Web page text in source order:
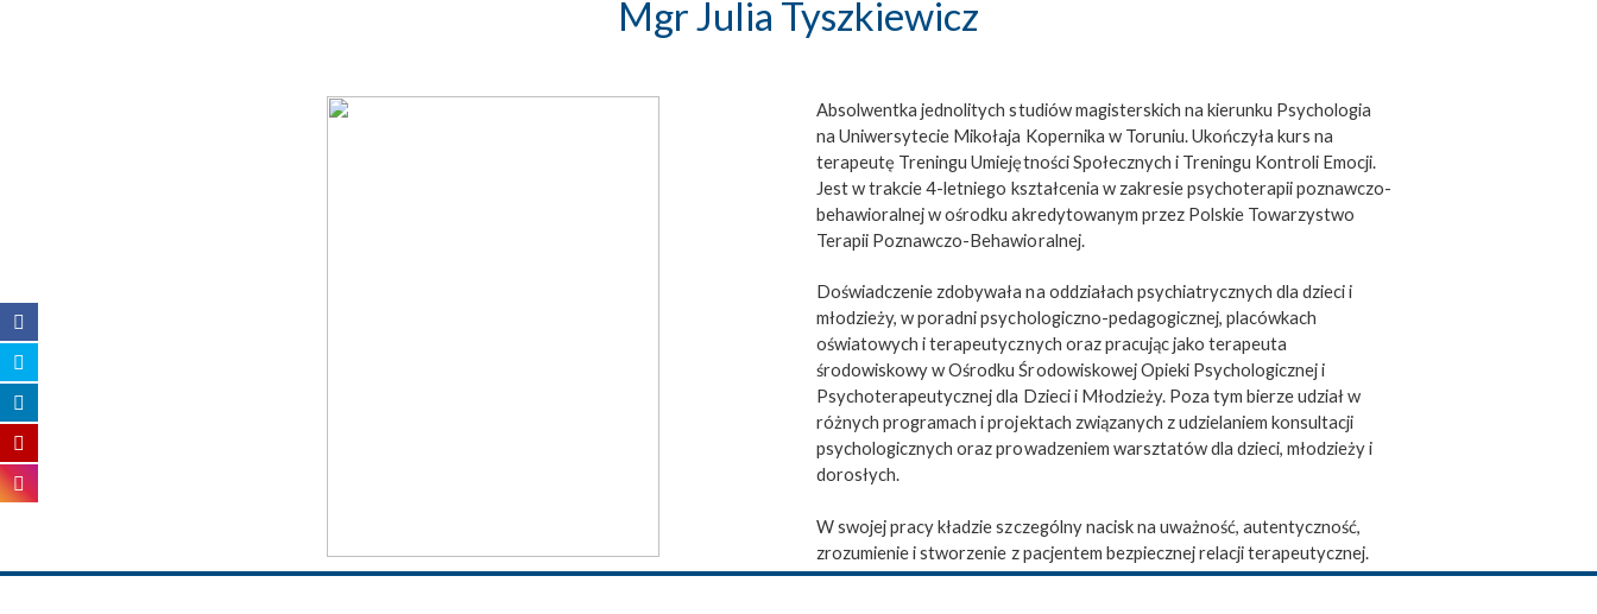
Mgr Julia Tyszkiewicz
Absolwentka jednolitych studiów magisterskich na kierunku Psychologia
na Uniwersytecie Mikołaja Kopernika w Toruniu. Ukończyła kurs na
terapeutę Treningu Umiejętności Społecznych i Treningu Kontroli Emocji.
Jest w trakcie 4-letniego kształcenia w zakresie psychoterapii poznawczo-
behawioralnej w ośrodku akredytowanym przez Polskie Towarzystwo
Terapii Poznawczo-Behawioralnej.
Doświadczenie zdobywała na oddziałach psychiatrycznych dla dzieci i
młodzieży, w poradni psychologiczno-pedagogicznej, placówkach
oświatowych i terapeutycznych oraz pracując jako terapeuta
środowiskowy w Ośrodku Środowiskowej Opieki Psychologicznej i
Psychoterapeutycznej dla Dzieci i Młodzieży. Poza tym bierze udział w
różnych programach i projektach związanych z udzielaniem konsultacji
psychologicznych oraz prowadzeniem warsztatów dla dzieci, młodzieży i
dorosłych.
W swojej pracy kładzie szczególny nacisk na uważność, autentyczność,
zrozumienie i stworzenie z pacjentem bezpiecznej relacji terapeutycznej.